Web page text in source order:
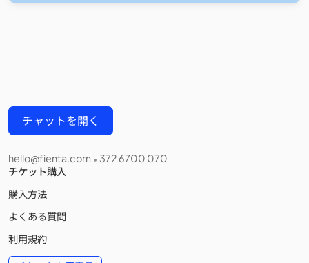
チャットを開く
hello@fienta.com • 372 6700 070
チケット購入
購入方法
よくある質問
利用規約